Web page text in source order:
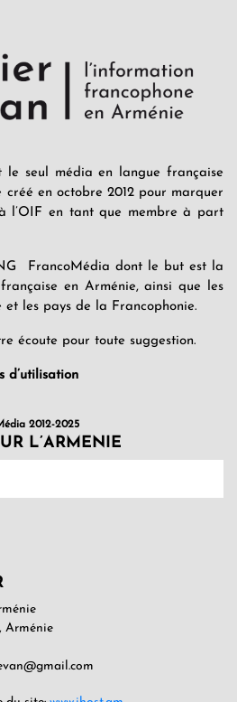
le seul média en langue française
en octobre 2012 pour marquer
à l’OIF en tant que membre à part
FrancoMédia dont le but est la
en Arménie, ainsi que les
et les pays de la Francophonie.
écoute pour toute suggestion.
d’utilisation
2012-2025
L’ARMENIE
Arménie